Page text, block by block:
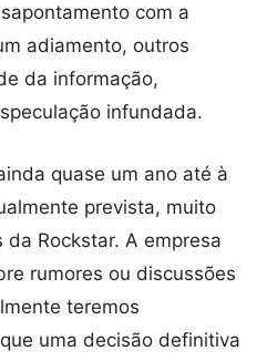
com a
adiamento, outros
da informação,
infundada.
quase um ano até à
prevista, muito
Rockstar. A empresa
rumores ou discussões
teremos
uma decisão definitiva